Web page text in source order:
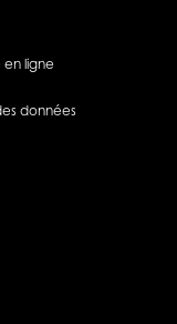
ligne
données